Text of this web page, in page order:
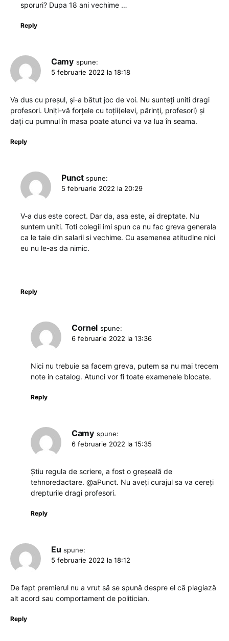
sporuri? Dupa 18 ani vechime …
Reply
Camy spune:
5 februarie 2022 la 18:18
Va dus cu preșul, și-a bătut joc de voi. Nu sunteți uniti dragi
profesori. Uniți-vă forțele cu toții(elevi, părinți, profesori) și
dați cu pumnul în masa poate atunci va va lua în seama.
Reply
Punct spune:
5 februarie 2022 la 20:29
V-a dus este corect. Dar da, asa este, ai dreptate. Nu
suntem uniti. Toti colegii imi spun ca nu fac greva generala
ca le taie din salarii si vechime. Cu asemenea atitudine nici
eu nu le-as da nimic.
Reply
Cornel spune:
6 februarie 2022 la 13:36
Nici nu trebuie sa facem greva, putem sa nu mai trecem
note in catalog. Atunci vor fi toate examenele blocate.
Reply
Camy spune:
6 februarie 2022 la 15:35
Știu regula de scriere, a fost o greșeală de
tehnoredactare. @aPunct. Nu aveți curajul sa va cereți
drepturile dragi profesori.
Reply
Eu spune:
5 februarie 2022 la 18:12
De fapt premierul nu a vrut să se spună despre el că plagiază
alt acord sau comportament de politician.
Reply